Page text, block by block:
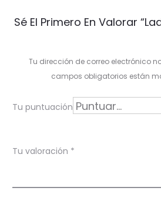
V
a
r
i
o
Sé El Primero En Valorar
Tu dirección de correo electrónico
campos obligatorios están
Tu puntuación
Tu valoración *